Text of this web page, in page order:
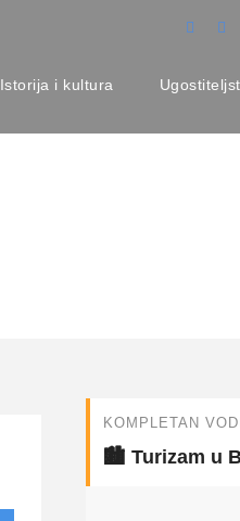
Istorija i kultura
KOMPLETAN
🏙️ Turizam u